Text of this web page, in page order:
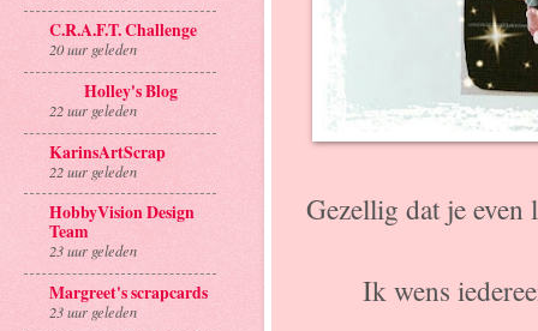
Gezellig dat je
Ik wens
C.R.A.F.T. Challenge
20 uur geleden
Holley's Blog
22 uur geleden
KarinsArtScrap
22 uur geleden
HobbyVision Design
Team
23 uur geleden
Margreet's scrapcards
23 uur geleden